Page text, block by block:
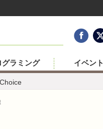
グラミング イベント